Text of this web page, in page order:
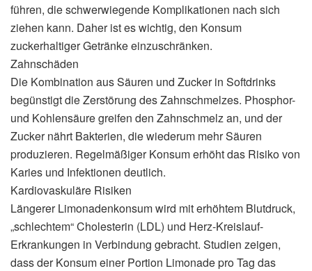
führen, die schwerwiegende Komplikationen nach sich
ziehen kann. Daher ist es wichtig, den Konsum
zuckerhaltiger Getränke einzuschränken.
Zahnschäden
Die Kombination aus Säuren und Zucker in Softdrinks
begünstigt die Zerstörung des Zahnschmelzes. Phosphor-
und Kohlensäure greifen den Zahnschmelz an, und der
Zucker nährt Bakterien, die wiederum mehr Säuren
produzieren. Regelmäßiger Konsum erhöht das Risiko von
Karies und Infektionen deutlich.
Kardiovaskuläre Risiken
Längerer Limonadenkonsum wird mit erhöhtem Blutdruck,
„schlechtem“ Cholesterin (LDL) und Herz-Kreislauf-
Erkrankungen in Verbindung gebracht. Studien zeigen,
dass der Konsum einer Portion Limonade pro Tag das